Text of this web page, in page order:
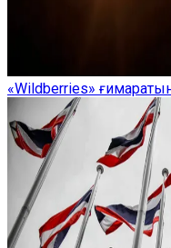
«Wildberries»